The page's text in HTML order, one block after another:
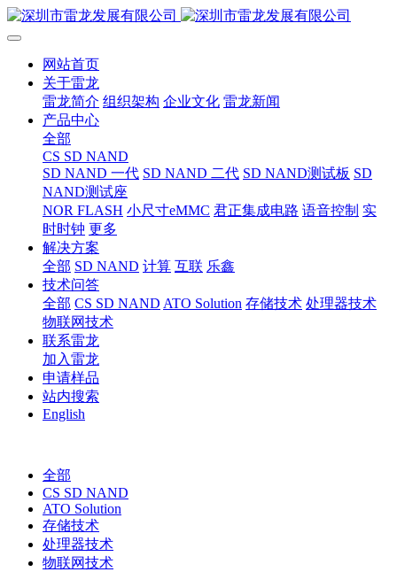
网站首页
关于雷龙
雷龙简介 组织架构 企业文化 雷龙新闻
产品中心
全部
CS SD NAND
SD NAND 一代 SD NAND 二代 SD NAND测试板 SD
NAND测试座
NOR FLASH 小尺寸eMMC 君正集成电路 语音控制 实
时时钟 更多
解决方案
全部 SD NAND 计算 互联 乐鑫
技术问答
全部 CS SD NAND ATO Solution 存储技术 处理器技术
物联网技术
联系雷龙
加入雷龙
申请样品
站内搜索
English
全部
CS SD NAND
ATO Solution
存储技术
处理器技术
物联网技术